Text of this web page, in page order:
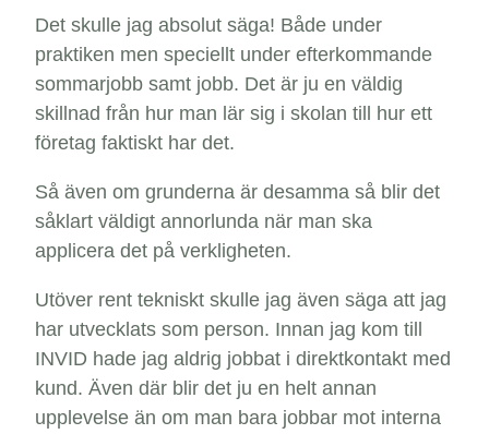
Det skulle jag absolut säga! Både under
praktiken men speciellt under efterkommande
sommarjobb samt jobb. Det är ju en väldig
skillnad från hur man lär sig i skolan till hur ett
företag faktiskt har det.
Så även om grunderna är desamma så blir det
såklart väldigt annorlunda när man ska
applicera det på verkligheten.
Utöver rent tekniskt skulle jag även säga att jag
har utvecklats som person. Innan jag kom till
INVID hade jag aldrig jobbat i direktkontakt med
kund. Även där blir det ju en helt annan
upplevelse än om man bara jobbar mot interna